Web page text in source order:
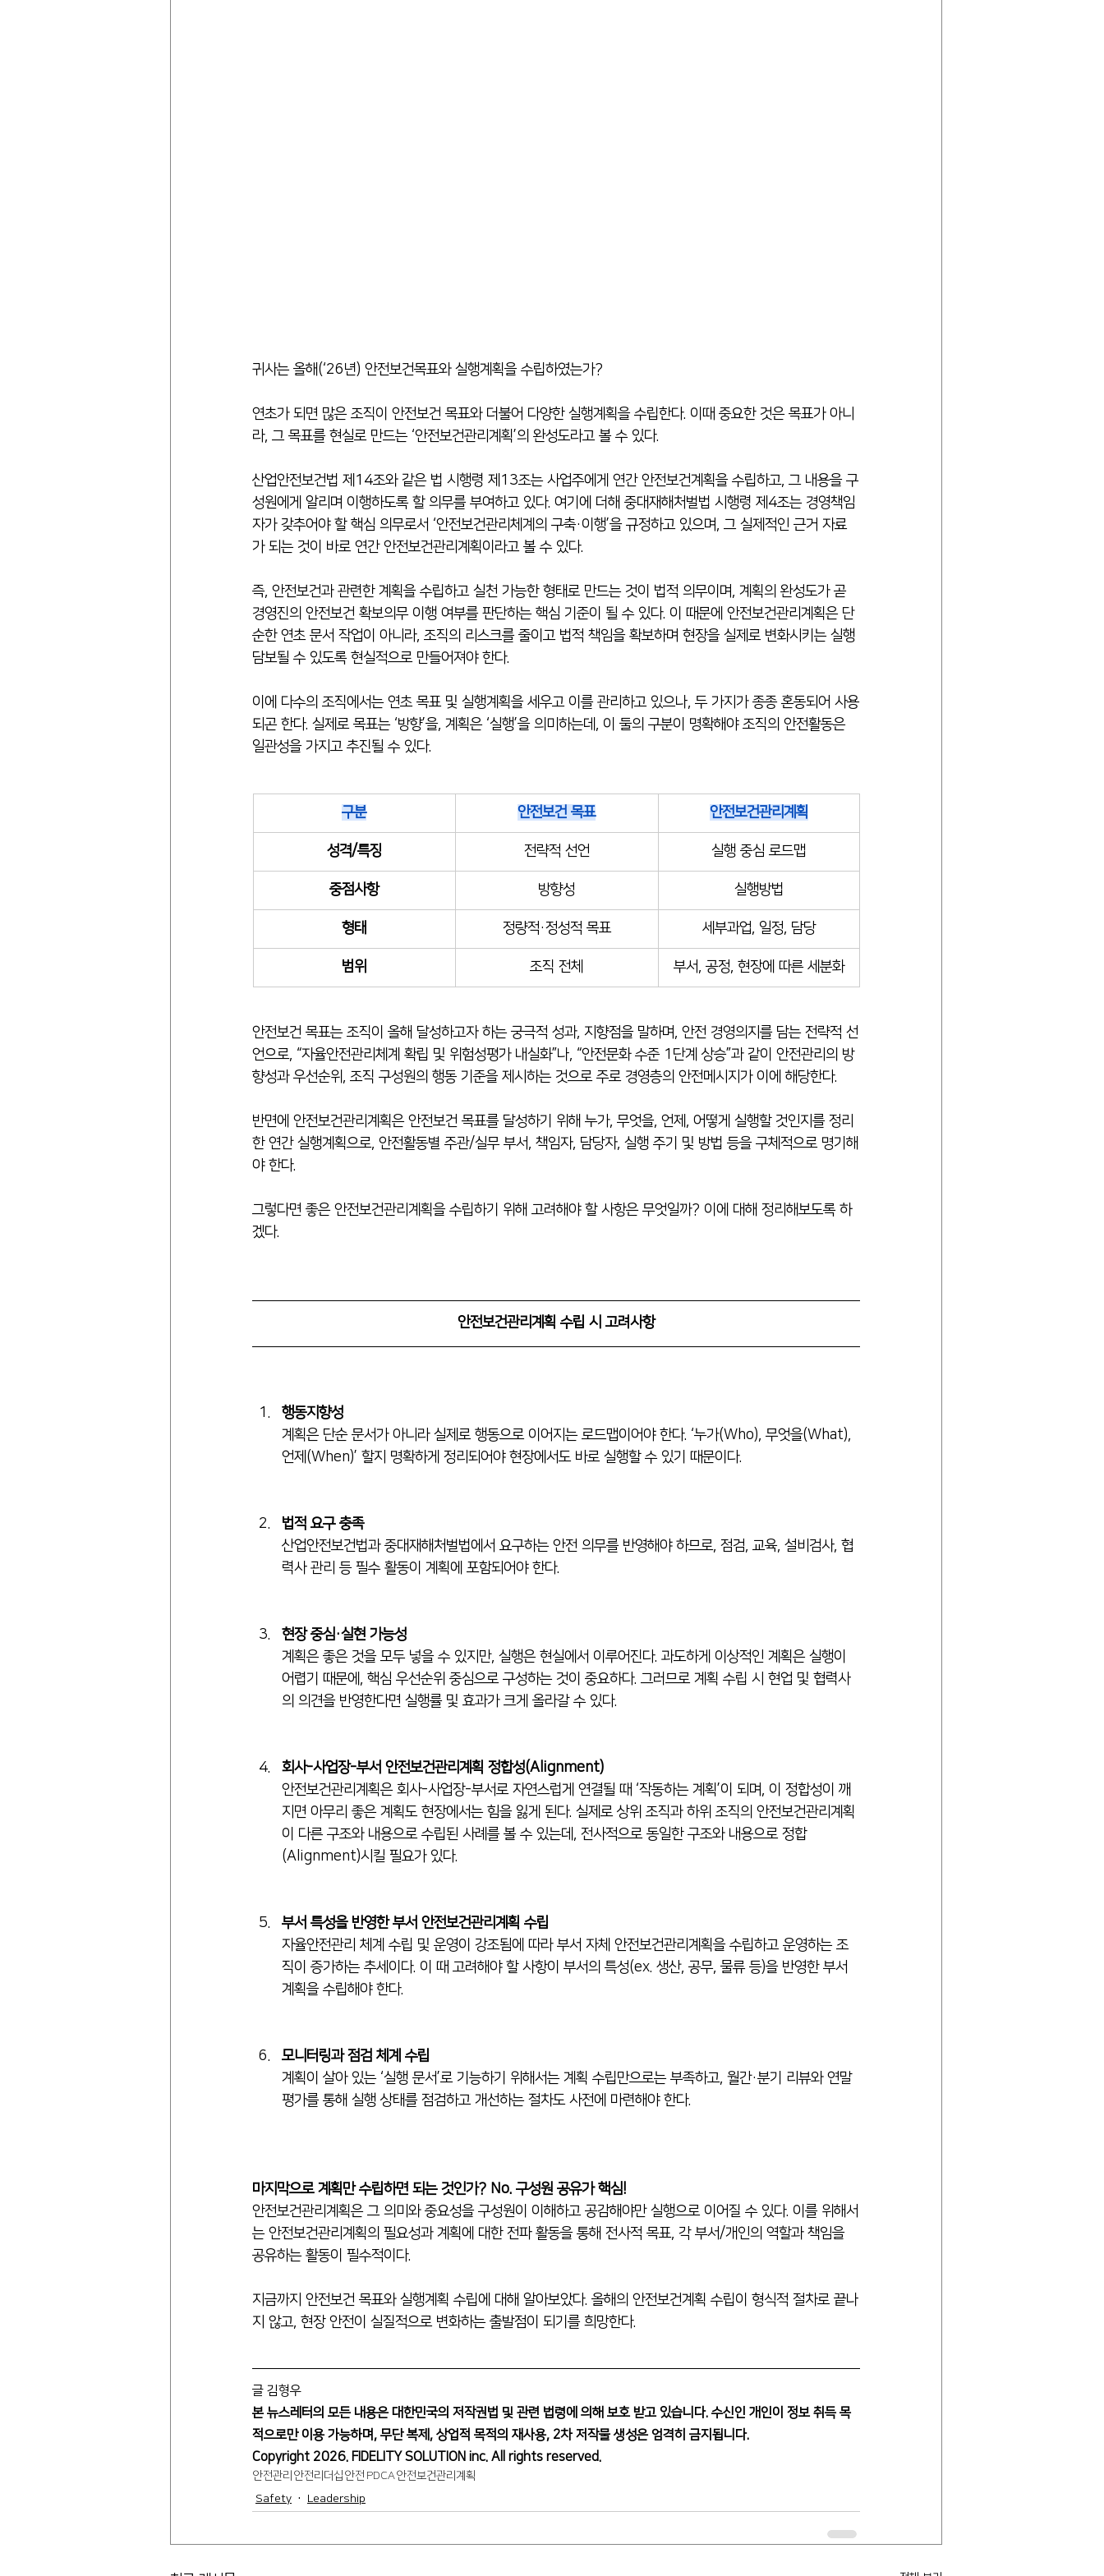
귀사는 올해(‘26년) 안전보건목표와 실행계획을 수립하였는가?
연초가 되면 많은 조직이 안전보건 목표와 더불어 다양한 실행계획을 수립한다. 이때 중요한 것은 목표가 아니
라, 그 목표를 현실로 만드는 ‘안전보건관리계획’의 완성도라고 볼 수 있다.
산업안전보건법 제14조와 같은 법 시행령 제13조는 사업주에게 연간 안전보건계획을 수립하고, 그 내용을 구
성원에게 알리며 이행하도록 할 의무를 부여하고 있다. 여기에 더해 중대재해처벌법 시행령 제4조는 경영책임
자가 갖추어야 할 핵심 의무로서 ‘안전보건관리체계의 구축·이행’을 규정하고 있으며, 그 실제적인 근거 자료
가 되는 것이 바로 연간 안전보건관리계획이라고 볼 수 있다.
즉, 안전보건과 관련한 계획을 수립하고 실천 가능한 형태로 만드는 것이 법적 의무이며, 계획의 완성도가 곧
경영진의 안전보건 확보의무 이행 여부를 판단하는 핵심 기준이 될 수 있다. 이 때문에 안전보건관리계획은 단
순한 연초 문서 작업이 아니라, 조직의 리스크를 줄이고 법적 책임을 확보하며 현장을 실제로 변화시키는 실행
담보될 수 있도록 현실적으로 만들어져야 한다.
이에 다수의 조직에서는 연초 목표 및 실행계획을 세우고 이를 관리하고 있으나, 두 가지가 종종 혼동되어 사용
되곤 한다. 실제로 목표는 ‘방향’을, 계획은 ‘실행’을 의미하는데, 이 둘의 구분이 명확해야 조직의 안전활동은
일관성을 가지고 추진될 수 있다.
구분 안전보건 목표 안전보건관리계획
성격/특징 전략적 선언 실행 중심 로드맵
중점사항 방향성 실행방법
형태 정량적·정성적 목표 세부과업, 일정, 담당
범위 조직 전체 부서, 공정, 현장에 따른 세분화
안전보건 목표는 조직이 올해 달성하고자 하는 궁극적 성과, 지향점을 말하며, 안전 경영의지를 담는 전략적 선
언으로, “자율안전관리체계 확립 및 위험성평가 내실화”나, “안전문화 수준 1단계 상승”과 같이 안전관리의 방
향성과 우선순위, 조직 구성원의 행동 기준을 제시하는 것으로 주로 경영층의 안전메시지가 이에 해당한다.
반면에 안전보건관리계획은 안전보건 목표를 달성하기 위해 누가, 무엇을, 언제, 어떻게 실행할 것인지를 정리
한 연간 실행계획으로, 안전활동별 주관/실무 부서, 책임자, 담당자, 실행 주기 및 방법 등을 구체적으로 명기해
야 한다.
그렇다면 좋은 안전보건관리계획을 수립하기 위해 고려해야 할 사항은 무엇일까? 이에 대해 정리해보도록 하
겠다.
안전보건관리계획 수립 시 고려사항
행동지향성
계획은 단순 문서가 아니라 실제로 행동으로 이어지는 로드맵이어야 한다. ‘누가(Who), 무엇을(What),
언제(When)’ 할지 명확하게 정리되어야 현장에서도 바로 실행할 수 있기 때문이다.
법적 요구 충족
산업안전보건법과 중대재해처벌법에서 요구하는 안전 의무를 반영해야 하므로, 점검, 교육, 설비검사, 협
력사 관리 등 필수 활동이 계획에 포함되어야 한다.
현장 중심·실현 가능성
계획은 좋은 것을 모두 넣을 수 있지만, 실행은 현실에서 이루어진다. 과도하게 이상적인 계획은 실행이
어렵기 때문에, 핵심 우선순위 중심으로 구성하는 것이 중요하다. 그러므로 계획 수립 시 현업 및 협력사
의 의견을 반영한다면 실행률 및 효과가 크게 올라갈 수 있다.
회사-사업장-부서 안전보건관리계획 정합성(Alignment)
안전보건관리계획은 회사-사업장-부서로 자연스럽게 연결될 때 ‘작동하는 계획’이 되며, 이 정합성이 깨
지면 아무리 좋은 계획도 현장에서는 힘을 잃게 된다. 실제로 상위 조직과 하위 조직의 안전보건관리계획
이 다른 구조와 내용으로 수립된 사례를 볼 수 있는데, 전사적으로 동일한 구조와 내용으로 정합
(Alignment)시킬 필요가 있다.
부서 특성을 반영한 부서 안전보건관리계획 수립
자율안전관리 체계 수립 및 운영이 강조됨에 따라 부서 자체 안전보건관리계획을 수립하고 운영하는 조
직이 증가하는 추세이다. 이 때 고려해야 할 사항이 부서의 특성(ex. 생산, 공무, 물류 등)을 반영한 부서
계획을 수립해야 한다.
모니터링과 점검 체계 수립
계획이 살아 있는 ‘실행 문서’로 기능하기 위해서는 계획 수립만으로는 부족하고, 월간·분기 리뷰와 연말
평가를 통해 실행 상태를 점검하고 개선하는 절차도 사전에 마련해야 한다.
마지막으로 계획만 수립하면 되는 것인가? No. 구성원 공유가 핵심!
안전보건관리계획은 그 의미와 중요성을 구성원이 이해하고 공감해야만 실행으로 이어질 수 있다. 이를 위해서
는 안전보건관리계획의 필요성과 계획에 대한 전파 활동을 통해 전사적 목표, 각 부서/개인의 역할과 책임을
공유하는 활동이 필수적이다.
지금까지 안전보건 목표와 실행계획 수립에 대해 알아보았다. 올해의 안전보건계획 수립이 형식적 절차로 끝나
지 않고, 현장 안전이 실질적으로 변화하는 출발점이 되기를 희망한다.
글 김형우
본 뉴스레터의 모든 내용은 대한민국의 저작권법 및 관련 법령에 의해 보호 받고 있습니다. 수신인 개인이 정보 취득 목
적으로만 이용 가능하며, 무단 복제, 상업적 목적의 재사용, 2차 저작물 생성은 엄격히 금지됩니다.
Copyright 2026. FIDELITY SOLUTION inc. All rights reserved.
안전관리 안전리더십안전 PDCA안전보건관리계획
Safety
Leadership